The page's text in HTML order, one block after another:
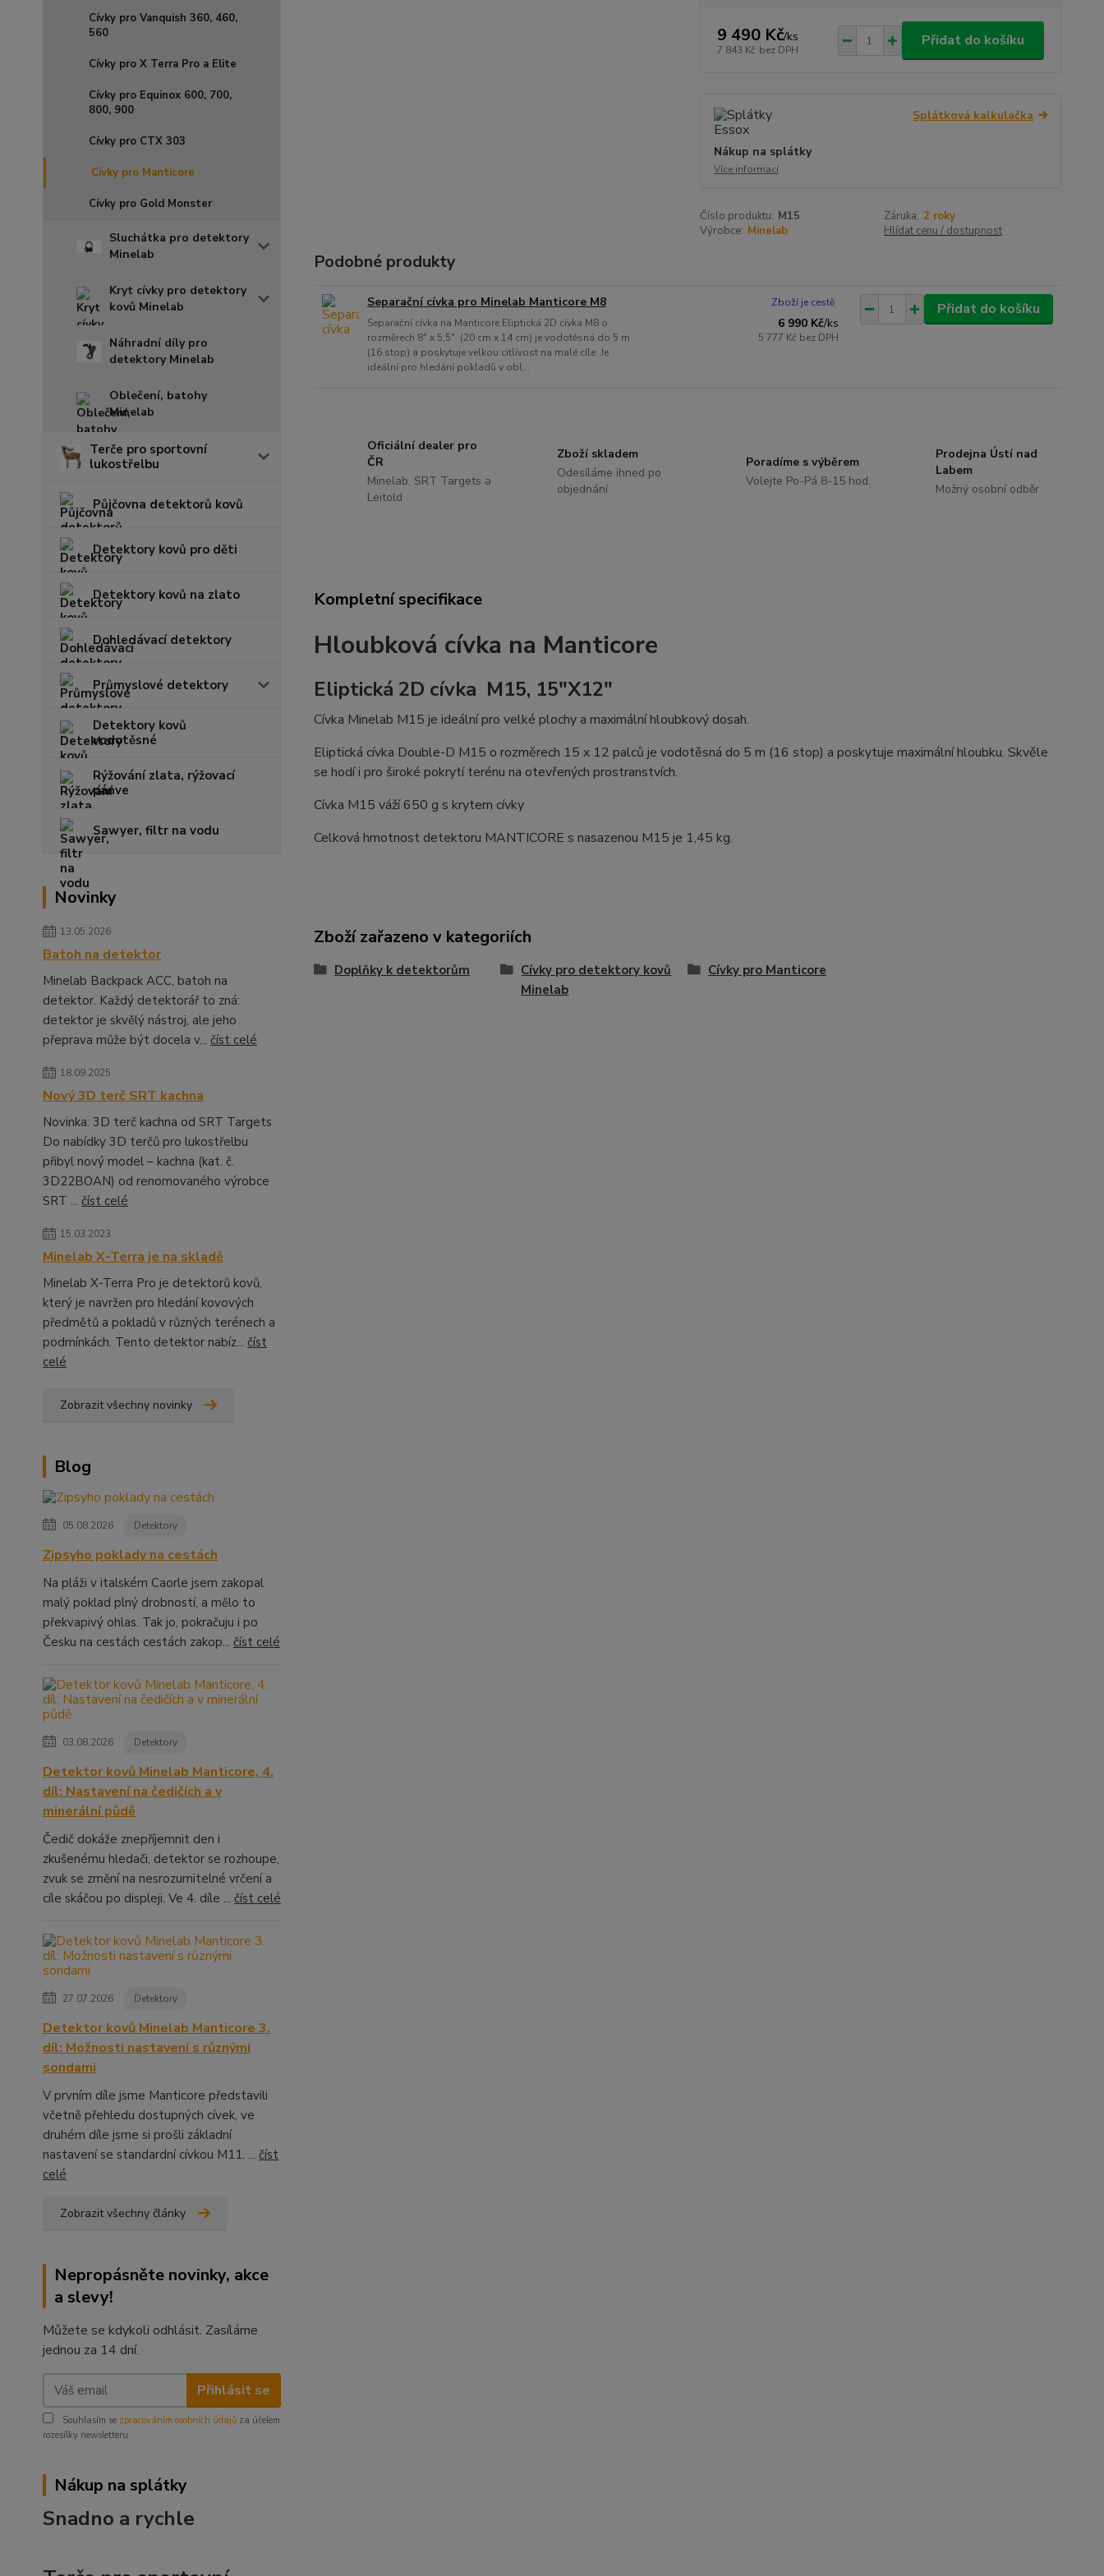
Cívky pro Vanquish 360, 460,
560
Cívky pro X Terra Pro a Elite
Cívky pro Equinox 600, 700,
800, 900
Cívky pro CTX 303
Cívky pro Manticore
Cívky pro Gold Monster
Sluchátka pro detektory
Minelab
Kryt cívky pro detektory
kovů Minelab
Náhradní díly pro
detektory Minelab
Oblečení, batohy
Minelab
Terče pro sportovní
lukostřelbu
Půjčovna detektorů kovů
Detektory kovů pro děti
Detektory kovů na zlato
Dohledávací detektory
Průmyslové detektory
Detektory kovů
vodotěsné
Rýžování zlata, rýžovací
pánve
Sawyer, filtr na vodu
Novinky
13.05.2026
Batoh na detektor
Minelab Backpack ACC, batoh na
detektor. Každý detektorář to zná:
detektor je skvělý nástroj, ale jeho
přeprava může být docela v... číst celé
18.09.2025
Nový 3D terč SRT kachna
Novinka: 3D terč kachna od SRT Targets
Do nabídky 3D terčů pro lukostřelbu
přibyl nový model – kachna (kat. č.
3D22BOAN) od renomovaného výrobce
SRT ... číst celé
15.03.2023
Minelab X-Terra je na skladě
Minelab X-Terra Pro je detektorů kovů,
který je navržen pro hledání kovových
předmětů a pokladů v různých terénech a
podmínkách. Tento detektor nabíz... číst
celé
Zobrazit všechny novinky
Blog
05.08.2026 Detektory
Zipsyho poklady na cestách
Na pláži v italském Caorle jsem zakopal
malý poklad plný drobností, a mělo to
překvapivý ohlas. Tak jo, pokračuju i po
Česku na cestách cestách zakop... číst celé
03.08.2026 Detektory
Detektor kovů Minelab Manticore, 4.
díl: Nastavení na čedičích a v
minerální půdě
Čedič dokáže znepříjemnit den i
zkušenému hledači, detektor se rozhoupe,
zvuk se změní na nesrozumitelné vrčení a
cíle skáčou po displeji. Ve 4. díle ... číst celé
27.07.2026 Detektory
Detektor kovů Minelab Manticore 3.
díl: Možnosti nastavení s různými
sondami
V prvním díle jsme Manticore představili
včetně přehledu dostupných cívek, ve
druhém díle jsme si prošli základní
nastavení se standardní cívkou M11. ... číst
celé
Zobrazit všechny články
Nepropásněte novinky, akce
a slevy!
Můžete se kdykoli odhlásit. Zasíláme
jednou za 14 dní.
Přihlásit se
Souhlasím se zpracováním osobních údajů za účelem
rozesílky newsletteru.
Nákup na splátky
Snadno a rychle
9 490 Kč/ks
7 843 Kč bez DPH
Přidat do košíku
Splátková kalkulačka
Nákup na splátky
Více informací
Číslo produktu: M15 Záruka: 2 roky
Výrobce: Minelab Hlídat cenu / dostupnost
Podobné produkty
Separační cívka pro Minelab Manticore M8
Separační cívka na Manticore Eliptická 2D cívka M8 o
rozměrech 8" x 5,5" (20 cm x 14 cm) je vodotěsná do 5 m
(16 stop) a poskytuje velkou citlivost na malé cíle. Je
ideální pro hledání pokladů v obl...
6 990 Kč/ks
5 777 Kč bez DPH
Zboží je cestě Přidat do košíku
Oficiální dealer pro
ČR
Minelab, SRT Targets a
Leitold
Zboží skladem
Odesíláme ihned po
objednání
Poradíme s výběrem
Volejte Po-Pá 8-15 hod.
Prodejna Ústí nad
Labem
Možný osobní odběr
Kompletní specifikace
Hloubková cívka na Manticore
Eliptická 2D cívka M15, 15"X12"
Cívka Minelab M15 je ideální pro velké plochy a maximální hloubkový dosah.
Eliptická cívka Double-D M15 o rozměrech 15 x 12 palců je vodotěsná do 5 m (16 stop) a poskytuje maximální hloubku. Skvěle
se hodí i pro široké pokrytí terénu na otevřených prostranstvích.
Cívka M15 váží 650 g s krytem cívky
Celková hmotnost detektoru MANTICORE s nasazenou M15 je 1,45 kg.
Zboží zařazeno v kategoriích
Doplňky k detektorům
Cívky pro detektory kovů
Minelab
Cívky pro Manticore